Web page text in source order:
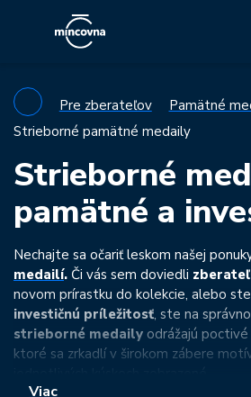
Pre zberateľov
Pamätné
Strieborné pamätné medaily
Strieborné
pamätné a
Nechajte sa očariť leskom našej
medailí. Či vás sem doviedli
novom prírastku do kolekcie, alebo
investičnú príležitosť, ste na
strieborné medaily odrážajú poctivé
ktoré sa zrkadlí v širokom zábere
Viac